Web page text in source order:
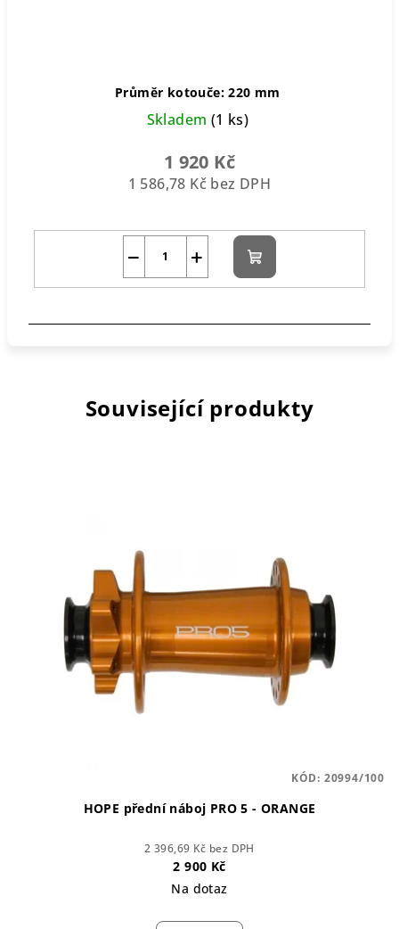
Průměr kotouče: 220 mm
Skladem (1 ks)
1 920 Kč
1 586,78 Kč bez DPH
+
− Do
košíku
Související produkty
HOPE přední náboj PRO 5 - ORANGE
2 396,69 Kč bez DPH
2 900 Kč
Na dotaz
KÓD: 20994/100